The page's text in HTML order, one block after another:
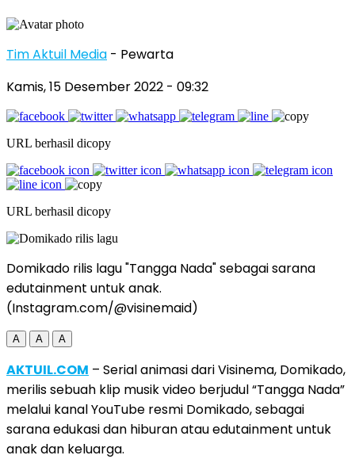
Tim Aktuil Media - Pewarta
Kamis, 15 Desember 2022 - 09:32
URL berhasil dicopy
URL berhasil dicopy
Domikado rilis lagu "Tangga Nada" sebagai sarana
edutainment untuk anak.
(Instagram.com/@visinemaid)
A A A
AKTUIL.COM – Serial animasi dari Visinema, Domikado,
merilis sebuah klip musik video berjudul “Tangga Nada”
melalui kanal YouTube resmi Domikado, sebagai
sarana edukasi dan hiburan atau edutainment untuk
anak dan keluarga.